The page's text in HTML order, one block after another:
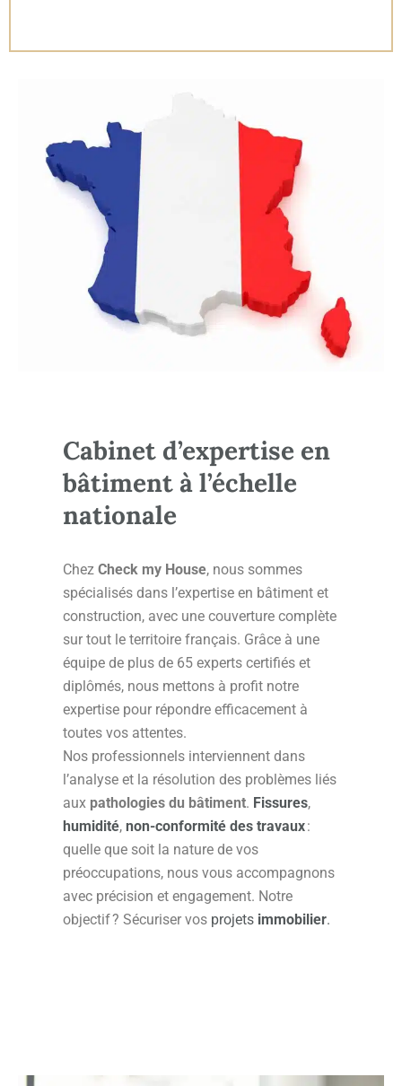
Cabinet d’expertise en
bâtiment à l’échelle
nationale
Chez Check my House, nous sommes
spécialisés dans l’expertise en bâtiment et
construction, avec une couverture complète
sur tout le territoire français. Grâce à une
équipe de plus de 65 experts certifiés et
diplômés, nous mettons à profit notre
expertise pour répondre efficacement à
toutes vos attentes.
Nos professionnels interviennent dans
l’analyse et la résolution des problèmes liés
aux pathologies du bâtiment. Fissures,
humidité, non-conformité des travaux:
quelle que soit la nature de vos
préoccupations, nous vous accompagnons
avec précision et engagement. Notre
objectif ? Sécuriser vos projets immobilier.